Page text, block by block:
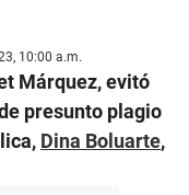
10:00 a.m.
Márquez, evitó
presunto plagio
Dina Boluarte,